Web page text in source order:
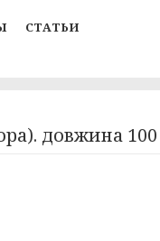
СТАТЬИ
довжина